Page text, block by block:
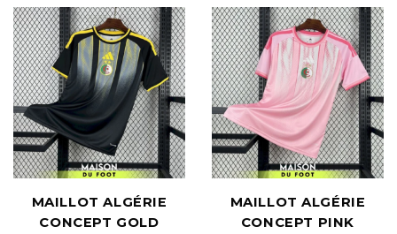
MAILLOT ALGÉRIE
CONCEPT GOLD
MAILLOT ALGÉRIE
CONCEPT PINK